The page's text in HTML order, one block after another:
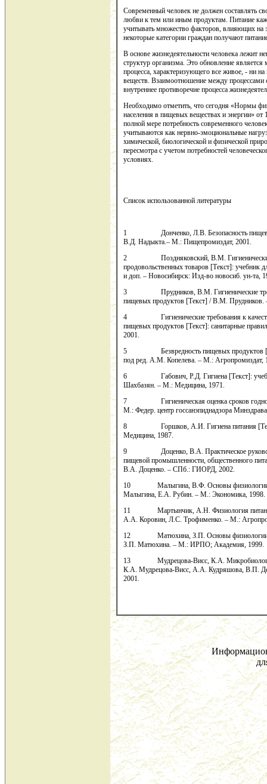
Современный человек не должен составлять
любви к тем или иным продуктам. Питание
учитывать множество факторов, влияющих на
некоторые категории граждан получают
В основе жизнедеятельности человека лежит
структур организма. Это обновление
процесса, характеризующего все живое, - ни
веществ. Взаимоотношение между процессами
внутреннее противоречие процесса
Необходимо отметить, что сегодня «Нормы
населения в пищевых веществах и энергии»
полной мере потребность современного
учитываются как нервно-эмоциональные
химической, биологической и физической
пересмотра с учетом потребностей
условиях.
Список использованной литературы
1 Донченко, Л.В. Безопасность пищевой
В.Д. Надыкта.– М.: Пищепромиздат, 2001.
2 Поздняковский, В.М. Гигиенические
продовольственных товаров [Текст]:
и доп. – Новосибирск: Изд-во новосиб. ун-та,
3 Прудников, В.М. Гигиенические
пищевых продуктов [Текст] / В.М.
4 Гигиенические требования к качеству
пищевых продуктов [Текст]: санитарные
2001.
5 Безвредность пищевых продуктов [под
под ред. А.М. Копелева. – М.: Агропромиздат,
6 Габович, Р.Д. Гигиена [Текст]:
Шахбазян. – М.: Медицина, 1971.
7 Гигиеническая оценка сроков
М.: Федер. центр госсанэпиднадзора
8 Горшков, А.И. Гигиена питания
Медицина, 1987.
9 Доценко, В.А. Практическое
пищевой промышленности, общественного
В.А. Доценко. – СПб.: ГИОРД, 2002.
10 Малыгина, В.Ф. Основы физиологии
Малыгина, Е.А. Рубин. – М.: Экономика, 1998.
11 Мартынчик, А.Н. Физиология питания,
А.А. Коровин, Л.С. Трофименко. – М.:
12 Матюхина, З.П. Основы физиологии
З.П. Матюхина. – М.: ИРПО; Академия, 1999.
13 Мудрецова-Висс, К.А. Микробиология,
К.А. Мудрецова-Висс, А.А. Кудряшова, В.П.
2001.